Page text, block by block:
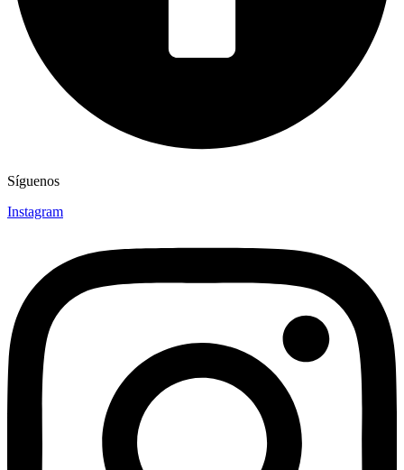
Síguenos
Instagram